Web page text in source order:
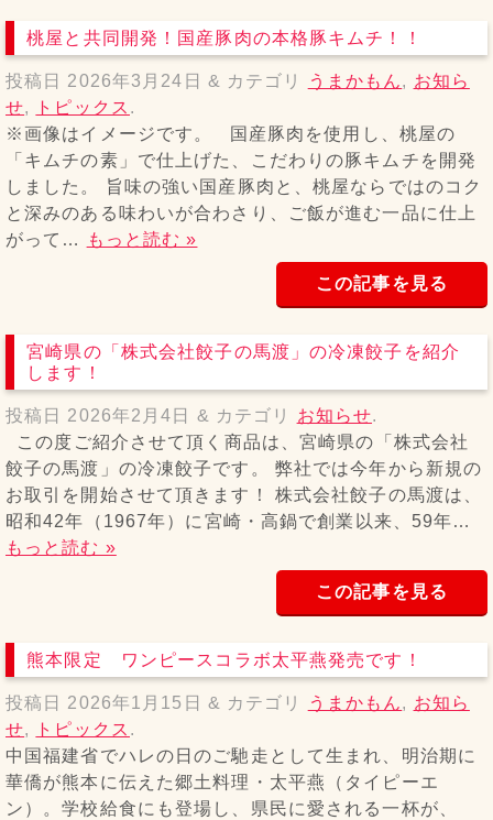
桃屋と共同開発！国産豚肉の本格豚キムチ！！
投稿日 2026年3月24日 & カテゴリ うまかもん, お知ら
せ, トピックス .
※画像はイメージです。 国産豚肉を使用し、桃屋の
「キムチの素」で仕上げた、こだわりの豚キムチを開発
しました。 旨味の強い国産豚肉と、桃屋ならではのコク
と深みのある味わいが合わさり、ご飯が進む一品に仕上
がって…
もっと読む »
この記事を見る
宮崎県の「株式会社餃子の馬渡」の冷凍餃子を紹介
します！
投稿日 2026年2月4日 & カテゴリ お知らせ.
この度ご紹介させて頂く商品は、宮崎県の「株式会社
餃子の馬渡」の冷凍餃子です。 弊社では今年から新規の
お取引を開始させて頂きます！ 株式会社餃子の馬渡は、
昭和42年（1967年）に宮崎・高鍋で創業以来、59年…
もっと読む »
この記事を見る
熊本限定 ワンピースコラボ太平燕発売です！
投稿日 2026年1月15日 & カテゴリ うまかもん, お知ら
せ, トピックス .
中国福建省でハレの日のご馳走として生まれ、明治期に
華僑が熊本に伝えた郷土料理・太平燕（タイピーエ
ン）。学校給食にも登場し、県民に愛される一杯が、